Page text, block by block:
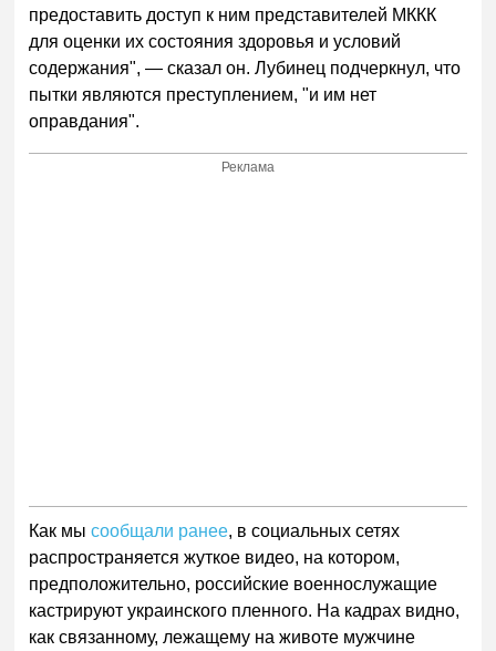
предоставить доступ к ним представителей МККК
для оценки их состояния здоровья и условий
содержания", — сказал он. Лубинец подчеркнул, что
пытки являются преступлением, "и им нет
оправдания".
Реклама
Как мысообщали ранее, в социальных сетях
распространяется жуткое видео, на котором,
предположительно, российские военнослужащие
кастрируют украинского пленного. На кадрах видно,
как связанному, лежащему на животе мужчине